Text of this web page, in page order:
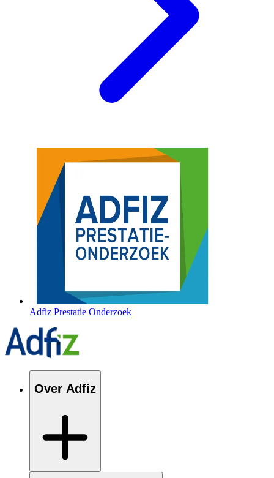
Adfiz Prestatie Onderzoek
Over Adfiz